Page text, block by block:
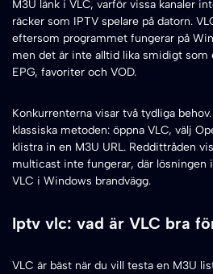
M3U länk i VLC, varför vissa kanaler
räcker som IPTV spelare på datorn.
eftersom programmet fungerar på
men det är inte alltid lika smidigt som
EPG, favoriter och VOD.
Konkurrenterna visar två tydliga
klassiska metoden: öppna VLC, välj
klistra in en M3U URL. Reddittråden
multicast inte fungerar, där lösningen
VLC i Windows brandvägg.
Iptv vlc: vad är VLC bra
VLC är bäst när du vill testa en M3U